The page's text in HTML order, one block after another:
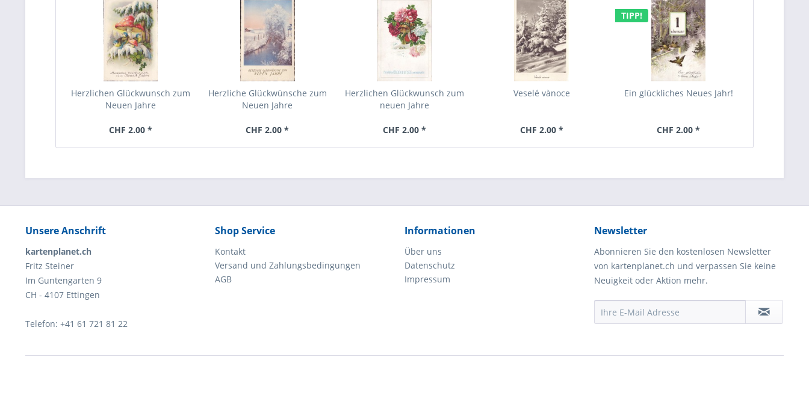
Herzlichen Glückwunsch zum
Neuen Jahre
CHF 2.00 *
Herzliche Glückwünsche zum
Neuen Jahre
CHF 2.00 *
Herzlichen Glückwunsch zum
neuen Jahre
CHF 2.00 *
Veselé vànoce
CHF 2.00 *
TIPP!
Ein glückliches Neues Jahr!
CHF 2.00 *
Unsere Anschrift
kartenplanet.ch
Fritz Steiner
Im Guntengarten 9
CH - 4107 Ettingen
Telefon: +41 61 721 81 22
Shop Service
Kontakt
Versand und Zahlungsbedingungen
AGB
Informationen
Über uns
Datenschutz
Impressum
Newsletter
Abonnieren Sie den kostenlosen Newsletter
von kartenplanet.ch und verpassen Sie keine
Neuigkeit oder Aktion mehr.